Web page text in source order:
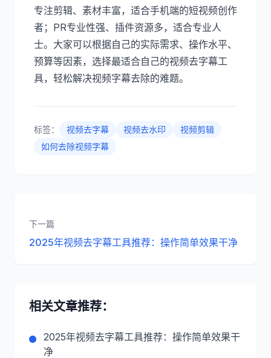
专注剪辑、素材丰富，适合手机端的短视频创作
者；PR专业性强、插件资源多，适合专业人
士。大家可以根据自己的实际需求、操作水平、
预算等因素，选择最适合自己的视频去字幕工
具，轻松解决视频字幕去除的难题。
标签： 视频去字幕 视频去水印
视频剪辑
如何去除视频字幕
下一篇
2025年视频去字幕工具推荐：操作简单效果干净
相关文章推荐：
2025年视频去字幕工具推荐：操作简单效果干
净